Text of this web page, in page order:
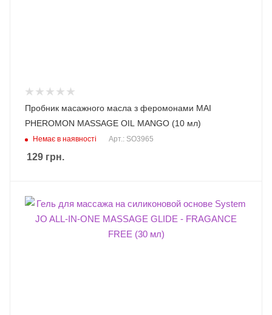
Пробник масажного масла з феромонами MAI
PHEROMON MASSAGE OIL MANGO (10 мл)
Немає в наявності Арт.: SO3965
129 грн.